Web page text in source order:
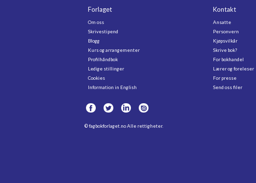
Forlaget
Om oss
Skrivestipend
Blogg
Kurs og arrangementer
Profilhåndbok
Ledige stillinger
Cookies
Information in English
Kontakt
Ansatte
Personvern
Kjøpsvilkår
Skrive bok?
For bokhandel
Lærer og foreleser
For presse
Send oss filer
©fagbokforlaget.noAlle rettigheter.